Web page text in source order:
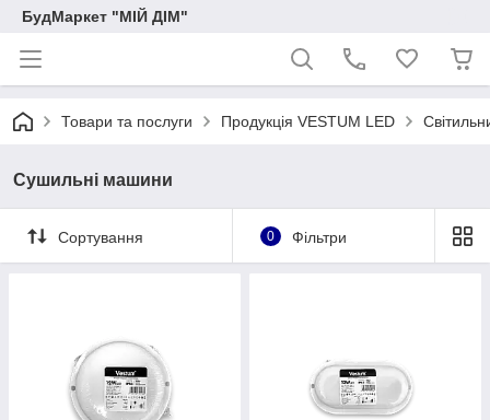
БудМаркет "МІЙ ДІМ"
Товари та послуги Продукція VESTUM LED
Сушильні машини
Сортування 0 Фільтри